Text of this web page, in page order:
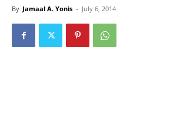
By Jamaal A. Yonis - July 6, 2014